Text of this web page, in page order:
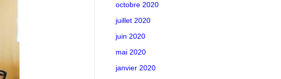
octobre 2020
juillet 2020
juin 2020
mai 2020
janvier 2020